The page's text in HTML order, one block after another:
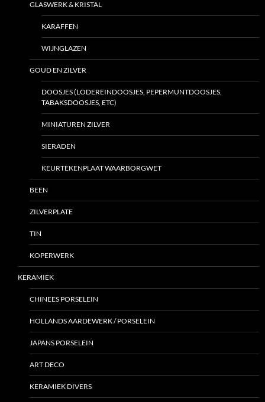
GLASWERK & KRISTAL
KARAFFEN
WIJNGLAZEN
GOUD EN ZILVER
DOOSJES (LODEREINDOOSJES, PEPERMUNTDOOSJES,
TABAKSDOOSJES, ETC)
MINIATUREN ZILVER
SIERADEN
KEURTEKENPLAAT WAARBORGWET
BEEN
ZILVERPLATE
TIN
KOPERWERK
KERAMIEK
CHINEES PORSELEIN
HOLLANDS AARDEWERK / PORSELEIN
JAPANS PORSELEIN
ART DECO
KERAMIEK DIVERS